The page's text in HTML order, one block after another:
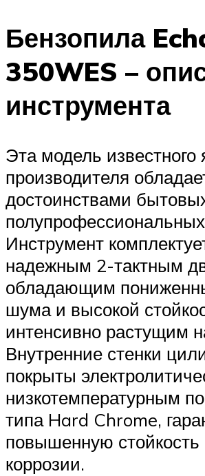
Бензопила
350WES –
инструмента
Эта модель известного
производителя
достоинствами
Инструмент
надежным 2-тактным
обладающим
шума и высокой
интенсивно растущим
Внутренние стенки
покрыты
низкотемпературным
типа Hard Chrome,
повышенную стойкость
коррозии.